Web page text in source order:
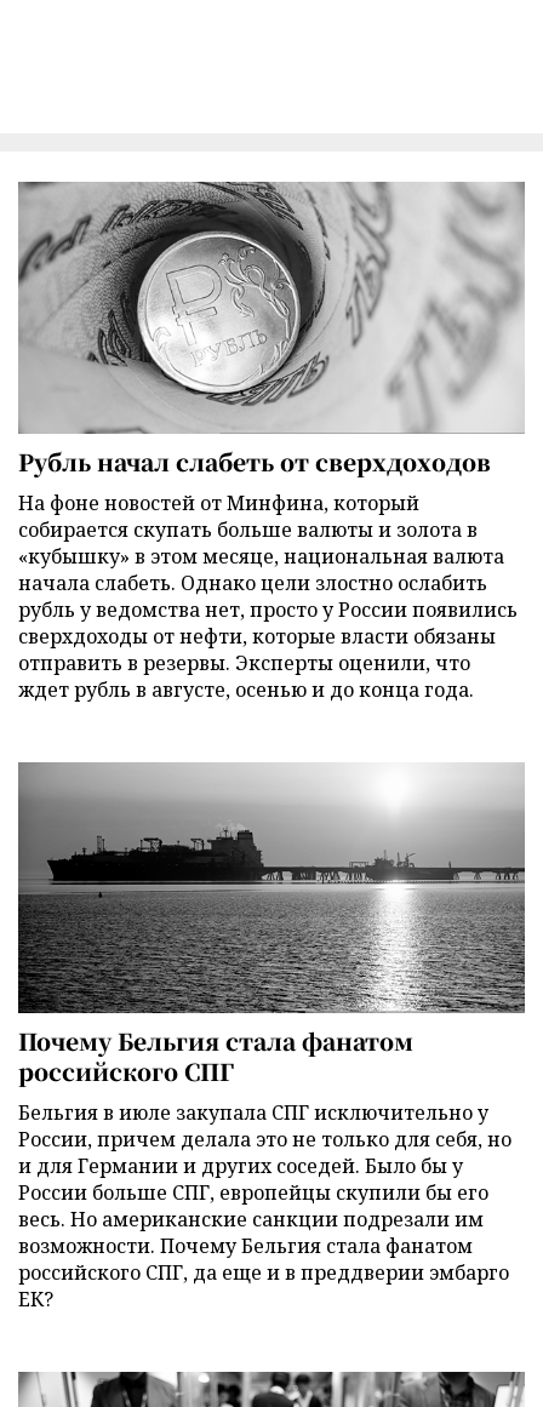
Рубль начал слабеть от сверхдоходов
На фоне новостей от Минфина, который
собирается скупать больше валюты и золота в
«кубышку» в этом месяце, национальная валюта
начала слабеть. Однако цели злостно ослабить
рубль у ведомства нет, просто у России появились
сверхдоходы от нефти, которые власти обязаны
отправить в резервы. Эксперты оценили, что
ждет рубль в августе, осенью и до конца года.
Почему Бельгия стала фанатом
российского СПГ
Бельгия в июле закупала СПГ исключительно у
России, причем делала это не только для себя, но
и для Германии и других соседей. Было бы у
России больше СПГ, европейцы скупили бы его
весь. Но американские санкции подрезали им
возможности. Почему Бельгия стала фанатом
российского СПГ, да еще и в преддверии эмбарго
ЕК?